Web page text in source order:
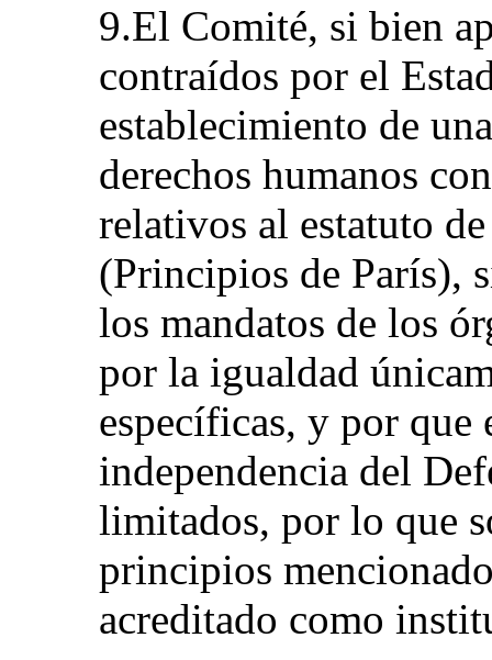
9.El Comité, si bien
contraídos por el
establecimiento de
derechos humanos
relativos al estatuto
(Principios de París),
los mandatos de los
por la igualdad
específicas, y por que
independencia del
limitados, por lo que
principios
acreditado como